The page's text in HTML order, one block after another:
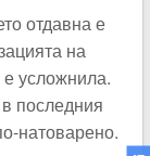
отдавна е
на
усложнила.
последния
натоварено.